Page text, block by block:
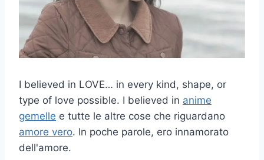
I believed in LOVE… in every kind, shape, or
type of love possible. I believed in anime
gemelle e tutte le altre cose che riguardano
amore vero. In poche parole, ero innamorato
dell'amore.